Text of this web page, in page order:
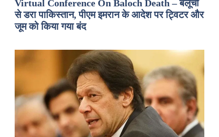
Virtual Conference On Baloch Death – बलूचों
से डरा पाकिस्तान, पीएम इमरान के आदेश पर ट्विटर और
जूम को किया गया बंद